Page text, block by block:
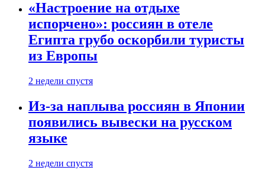
«Настроение на отдыхе
испорчено»: россиян в отеле
Египта грубо оскорбили туристы
из Европы
2 недели спустя
Из-за наплыва россиян в Японии
появились вывески на русском
языке
2 недели спустя